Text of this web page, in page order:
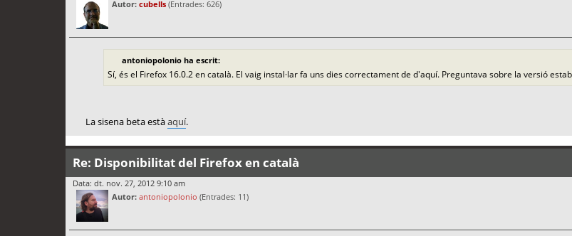
Autor: cubells (Entrades: 626)
antoniopolonio ha escrit:
Sí, és el Firefox 16.0.2 en català. El vaig instal·lar fa uns dies correctament de d'aquí. Preguntava sobre la versió
La sisena beta estàaquí.
Re: Disponibilitat del Firefox en català
Data: dt. nov. 27, 2012 9:10 am
Autor: antoniopolonio (Entrades: 11)